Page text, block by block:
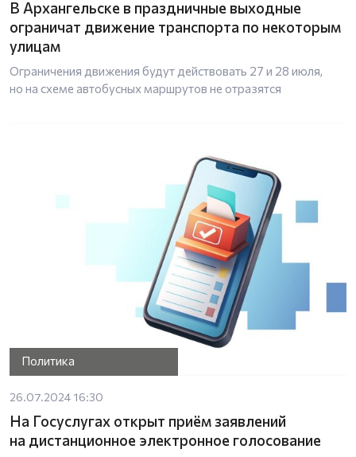
В Архангельске в праздничные выходные
ограничат движение транспорта по некоторым
улицам
Ограничения движения будут действовать 27 и 28 июля,
но на схеме автобусных маршрутов не отразятся
Политика
26.07.2024 16:30
На Госуслугах открыт приём заявлений
на дистанционное электронное голосование